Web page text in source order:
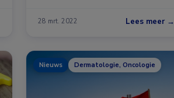
28 mrt. 2022 Lees meer →
Nieuws Dermatologie, Oncologie